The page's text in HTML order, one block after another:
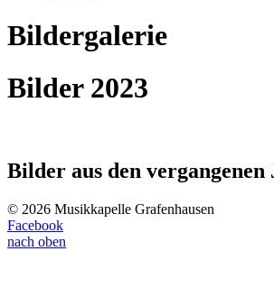
Bildergalerie
Bilder 2023
Bilder aus den vergangenen
© 2026 Musikkapelle Grafenhausen
Facebook
nach oben